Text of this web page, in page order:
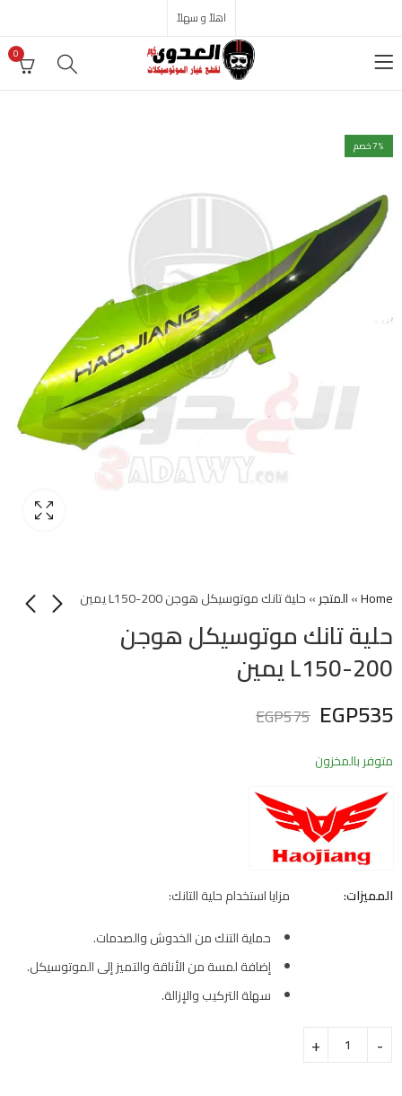
اهلاً و سهلاً
0
7% خصم
Home
»المتجر»حلية تانك موتوسيكل هوجن L150-200 يمين
حلية تانك موتوسيكل هوجن
L150-200 يمين
EGP535
EGP575
متوفر بالمخزون
المميزات:
مزايا استخدام حلية التانك:
حماية التنك من الخدوش والصدمات.
إضافة لمسة من الأناقة والتميز إلى الموتوسيكل.
سهلة التركيب والإزالة.